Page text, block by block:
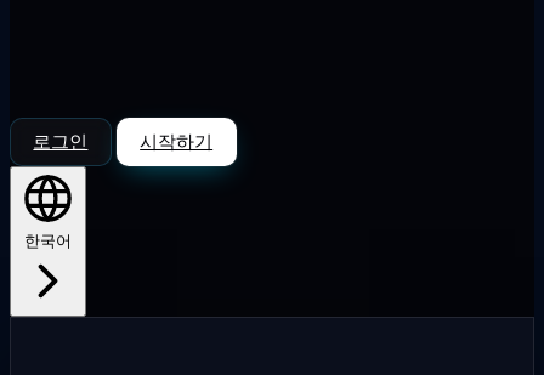
로그인 시작하기
한국어